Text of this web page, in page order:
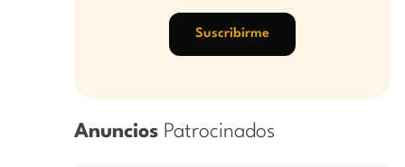
Suscribirme
Anuncios Patrocinados